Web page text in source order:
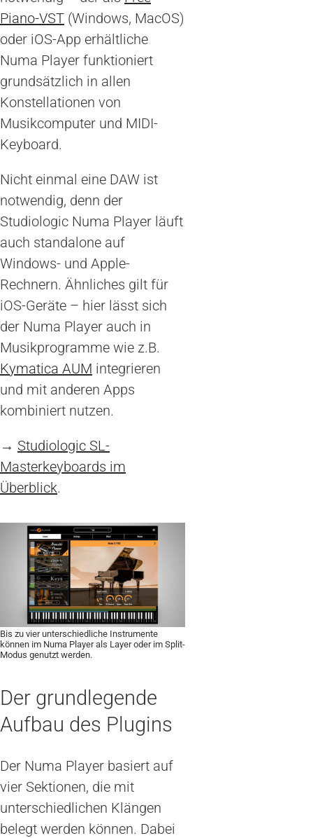
Piano-VST (Windows, MacOS)
oder iOS-App erhältliche
Numa Player funktioniert
grundsätzlich in allen
Konstellationen von
Musikcomputer und MIDI-
Keyboard.
Nicht einmal eine DAW ist
notwendig, denn der
Studiologic Numa Player läuft
auch standalone auf
Windows- und Apple-
Rechnern. Ähnliches gilt für
iOS-Geräte – hier lässt sich
der Numa Player auch in
Musikprogramme wie z.B.
Kymatica AUM integrieren
und mit anderen Apps
kombiniert nutzen.
→ Studiologic SL-
Masterkeyboards im
Überblick.
Bis zu vier unterschiedliche Instrumente
können im Numa Player als Layer oder im Split-
Modus genutzt werden.
Der grundlegende
Aufbau des Plugins
Der Numa Player basiert auf
vier Sektionen, die mit
unterschiedlichen Klängen
belegt werden können. Dabei